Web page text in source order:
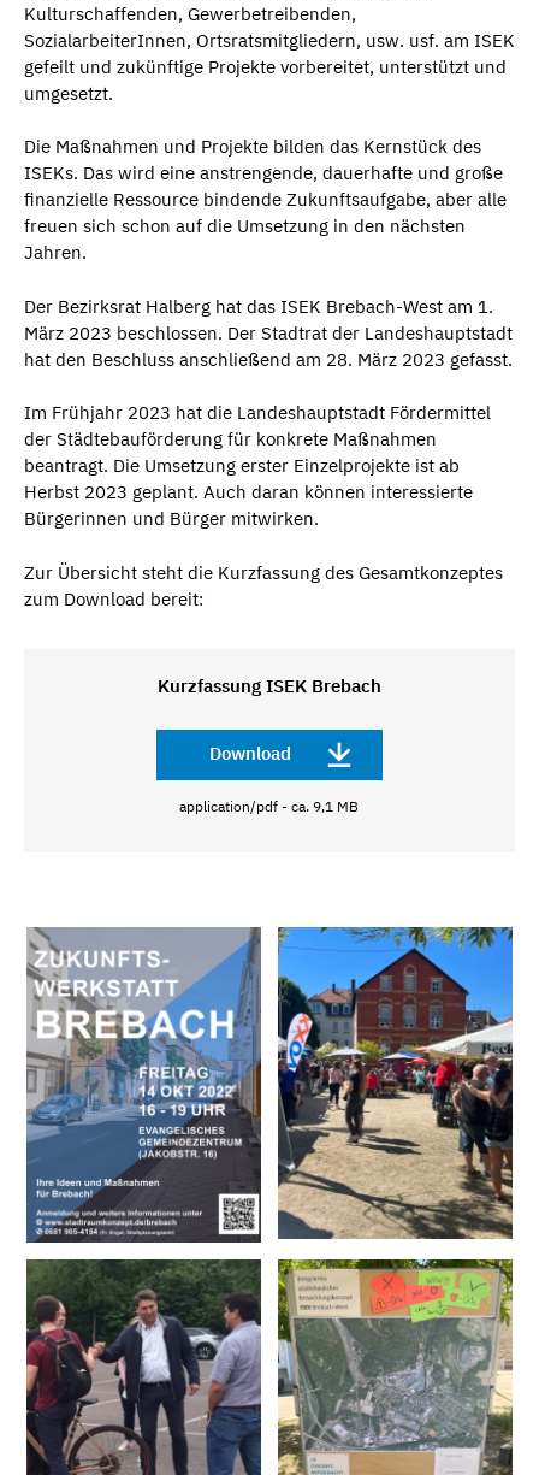
Kulturschaffenden, Gewerbetreibenden,
SozialarbeiterInnen, Ortsratsmitgliedern, usw. usf. am ISEK
gefeilt und zukünftige Projekte vorbereitet, unterstützt und
umgesetzt.
Die Maßnahmen und Projekte bilden das Kernstück des
ISEKs. Das wird eine anstrengende, dauerhafte und große
finanzielle Ressource bindende Zukunftsaufgabe, aber alle
freuen sich schon auf die Umsetzung in den nächsten
Jahren.
Der Bezirksrat Halberg hat das ISEK Brebach-West am 1.
März 2023 beschlossen. Der Stadtrat der Landeshauptstadt
hat den Beschluss anschließend am 28. März 2023 gefasst.
Im Frühjahr 2023 hat die Landeshauptstadt Fördermittel
der Städtebauförderung für konkrete Maßnahmen
beantragt. Die Umsetzung erster Einzelprojekte ist ab
Herbst 2023 geplant. Auch daran können interessierte
Bürgerinnen und Bürger mitwirken.
Zur Übersicht steht die Kurzfassung des Gesamtkonzeptes
zum Download bereit:
Kurzfassung ISEK Brebach
Download
application/pdf - ca. 9,1 MB